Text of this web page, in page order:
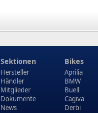
Sektionen
Hersteller
Händler
Mitglieder
Dokumente
News
Bikes
Aprilia
BMW
Buell
Cagiva
Derbi